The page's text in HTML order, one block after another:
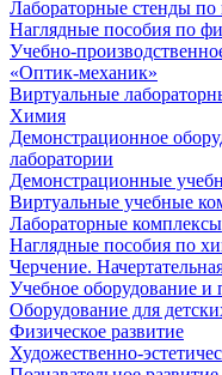
Лабораторные стенды по
Наглядные пособия по
Учебно-
«Оптик-механик»
Виртуальные
Химия
Демонстрационное
лаборатории
Демонстрационные
Виртуальные учебные
Лабораторные комплексы
Наглядные пособия по
Черчение.
Учебное оборудование и
Оборудование для
Физическое развитие
Художественно-